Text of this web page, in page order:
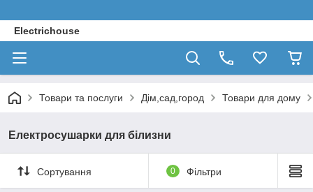
Electrichouse
Товари та послуги Дім,сад,город Товари для дому
Електросушарки для білизни
Сортування 0 Фільтри